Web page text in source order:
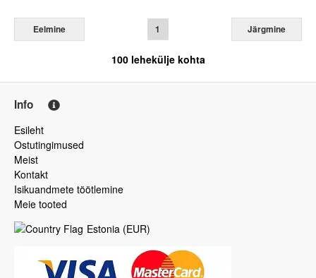
Eelmine 1 Järgmine
100 lehekülje kohta
Info
Esileht
Ostutingimused
Meist
Kontakt
Isikuandmete töötlemine
Meie tooted
Estonia (EUR)